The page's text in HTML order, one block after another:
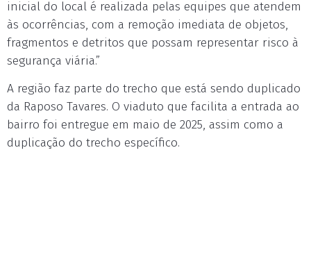
inicial do local é realizada pelas equipes que atendem
às ocorrências, com a remoção imediata de objetos,
fragmentos e detritos que possam representar risco à
segurança viária.”
A região faz parte do trecho que está sendo duplicado
da Raposo Tavares. O viaduto que facilita a entrada ao
bairro foi entregue em maio de 2025, assim como a
duplicação do trecho específico.